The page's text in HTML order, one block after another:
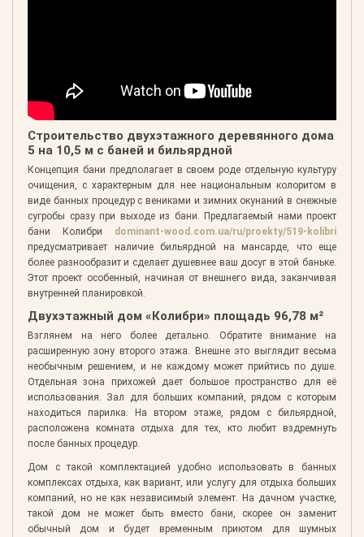
Строительство двухэтажного деревянного дома
5 на 10,5 м с баней и бильярдной
Концепция бани предполагает в своем роде отдельную культуру
очищения, с характерным для нее национальным колоритом в
виде банных процедур с вениками и зимних окунаний в снежные
сугробы сразу при выходе из бани. Предлагаемый нами проект
бани Колибри dominant-wood.com.ua/ru/proekty/519-kolibri
предусматривает наличие бильярдной на мансарде, что еще
более разнообразит и сделает душевнее ваш досуг в этой баньке.
Этот проект особенный, начиная от внешнего вида, заканчивая
внутренней планировкой.
Двухэтажный дом «Колибри» площадь 96,78 м²
Взглянем на него более детально. Обратите внимание на
расширенную зону второго этажа. Внешне это выглядит весьма
необычным решением, и не каждому может прийтись по душе.
Отдельная зона прихожей дает большое пространство для её
использования. Зал для больших компаний, рядом с которым
находиться парилка. На втором этаже, рядом с бильярдной,
расположена комната отдыха для тех, кто любит вздремнуть
после банных процедур.
Дом с такой комплектацией удобно использовать в банных
комплексах отдыха, как вариант, или услугу для отдыха больших
компаний, но не как независимый элемент. На дачном участке,
такой дом не может быть вместо бани, скорее он заменит
обычный дом и будет временным приютом для шумных